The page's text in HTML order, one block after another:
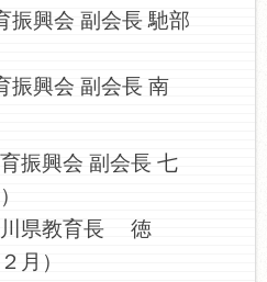
会 副会長 馳部
興会 副会長 南
振興会 副会長 七
教育長 徳
）